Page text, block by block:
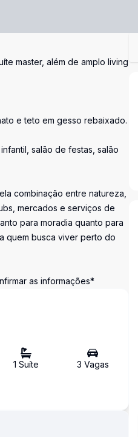
master, além de amplo living
e teto em gesso rebaixado.
salão de festas, salão
combinação entre natureza,
mercados e serviços de
para moradia quanto para
quem busca viver perto do
as informações*
1 Suíte 3 Vagas